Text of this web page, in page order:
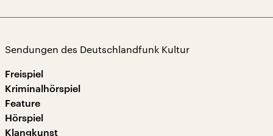
Sendungen des Deutschlandfunk Kultur
Freispiel
Kriminalhörspiel
Feature
Hörspiel
Klangkunst